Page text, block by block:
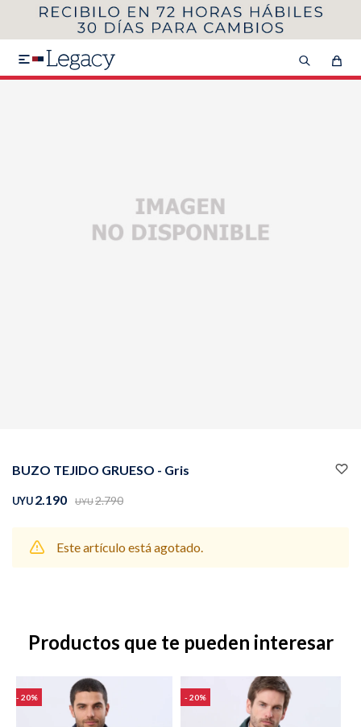

BUZO TEJIDO GRUESO - Gris
UYU2.190 UYU2.790
Este artículo está agotado.
Productos que te pueden interesar
20 20
MI CUENTA
VER COLECCIÓN DE HOMBRE
Camperas Chalecos